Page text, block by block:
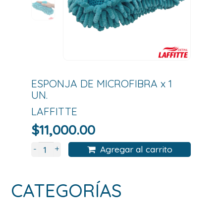
ESPONJA DE MICROFIBRA x 1
UN.
LAFFITTE
$11,000.00
- + Agregar al carrito
CATEGORÍAS